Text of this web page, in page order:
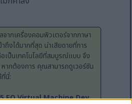
จากเครื่องคอมพิวเตอร์จากภาษา
ถึงได้มากที่สุด น่าเสียดายที่การ
เป็นเทคโนโลยีที่สมบูรณ์แบบ จึง
ากต้องการ คุณสามารถดูเวอร์ชัน
นี่:
FO Virtual Machine Dev